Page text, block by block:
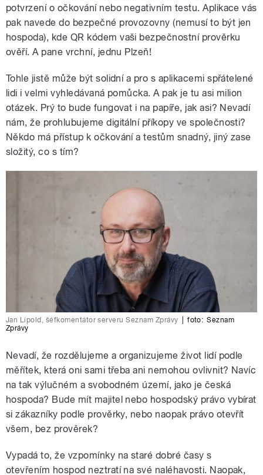
potvrzení o očkování nebo negativním testu. Aplikace vás
pak navede do bezpečné provozovny (nemusí to být jen
hospoda), kde QR kódem vaši bezpečnostní prověrku
ověří. A pane vrchní, jednu Plzeň!
Tohle jistě může být solidní a pro s aplikacemi spřátelené
lidi i velmi vyhledávaná pomůcka. A pak je tu asi milion
otázek. Prý to bude fungovat i na papíře, jak asi? Nevadí
nám, že prohlubujeme digitální příkopy ve společnosti?
Někdo má přístup k očkování a testům snadný, jiný zase
složitý, co s tím?
Jan Lipold, šéfkomentátor serveru Seznam Zprávy foto: Seznam
Zprávy
Nevadí, že rozdělujeme a organizujeme život lidí podle
měřítek, která oni sami třeba ani nemohou ovlivnit? Navíc
na tak výlučném a svobodném území, jako je česká
hospoda? Bude mít majitel nebo hospodský právo vybírat
si zákazníky podle prověrky, nebo naopak právo otevřít
všem, bez prověrek?
Vypadá to, že vzpomínky na staré dobré časy s
otevřením hospod neztratí na své naléhavosti. Naopak,